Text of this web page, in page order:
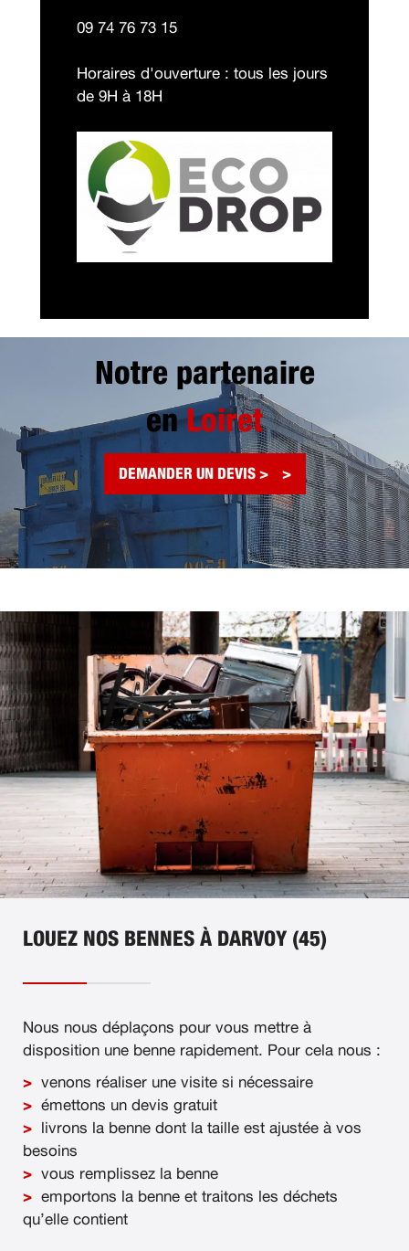
09 74 76 73 15
Horaires d'ouverture : tous les jours
de 9H à 18H
Notre partenaire
enLoiret
DEMANDER UN DEVIS >
LOUEZ NOS BENNES À DARVOY (45)
Nous nous déplaçons pour vous mettre à
disposition une benne rapidement. Pour cela nous :
venons réaliser une visite si nécessaire
émettons un devis gratuit
livrons la benne dont la taille est ajustée à vos
besoins
vous remplissez la benne
emportons la benne et traitons les déchets
qu’elle contient